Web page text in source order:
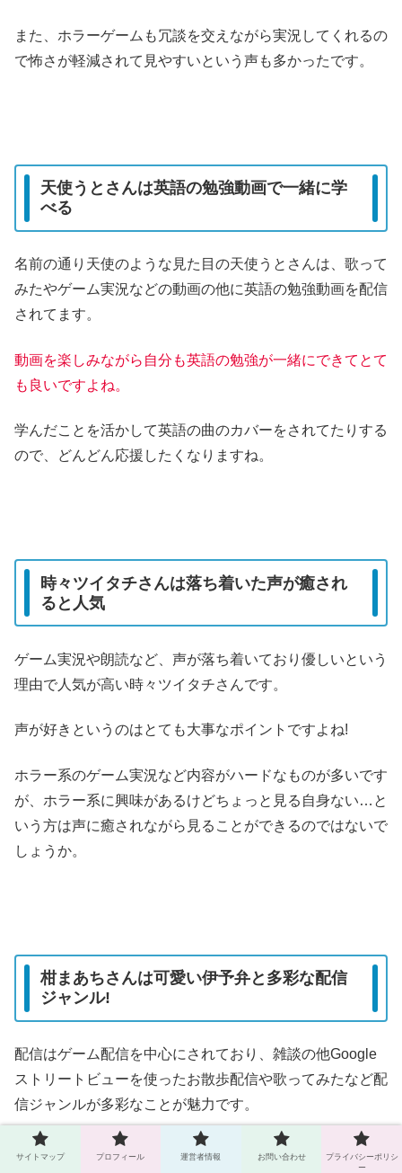
また、ホラーゲームも冗談を交えながら実況してくれるの
で怖さが軽減されて見やすいという声も多かったです。
天使うとさんは英語の勉強動画で一緒に学
べる
名前の通り天使のような見た目の天使うとさんは、歌って
みたやゲーム実況などの動画の他に英語の勉強動画を配信
されてます。
動画を楽しみながら自分も英語の勉強が一緒にできてとて
も良いですよね。
学んだことを活かして英語の曲のカバーをされてたりする
ので、どんどん応援したくなりますね。
時々ツイタチさんは落ち着いた声が癒され
ると人気
ゲーム実況や朗読など、声が落ち着いており優しいという
理由で人気が高い時々ツイタチさんです。
声が好きというのはとても大事なポイントですよね!
ホラー系のゲーム実況など内容がハードなものが多いです
が、ホラー系に興味があるけどちょっと見る自身ない…と
いう方は声に癒されながら見ることができるのではないで
しょうか。
柑まあちさんは可愛い伊予弁と多彩な配信
ジャンル!
配信はゲーム配信を中心にされており、雑談の他Google
ストリートビューを使ったお散歩配信や歌ってみたなど配
信ジャンルが多彩なことが魅力です。
可愛いらしい見た目で伊予弁で話してくれる動画が癒しに
サイトマップ プロフィール 運営者情報 お問い合わせ
プライバシーポリシ
ー